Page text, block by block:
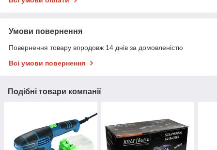
Умови повернення
Повернення товару впродовж 14 днів за домовленістю
Всі умови повернення
Подібні товари компанії